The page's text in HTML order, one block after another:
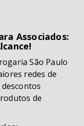
Associados:
São Paulo
redes de
de